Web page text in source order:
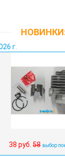
г.
38 руб. 58 выбор